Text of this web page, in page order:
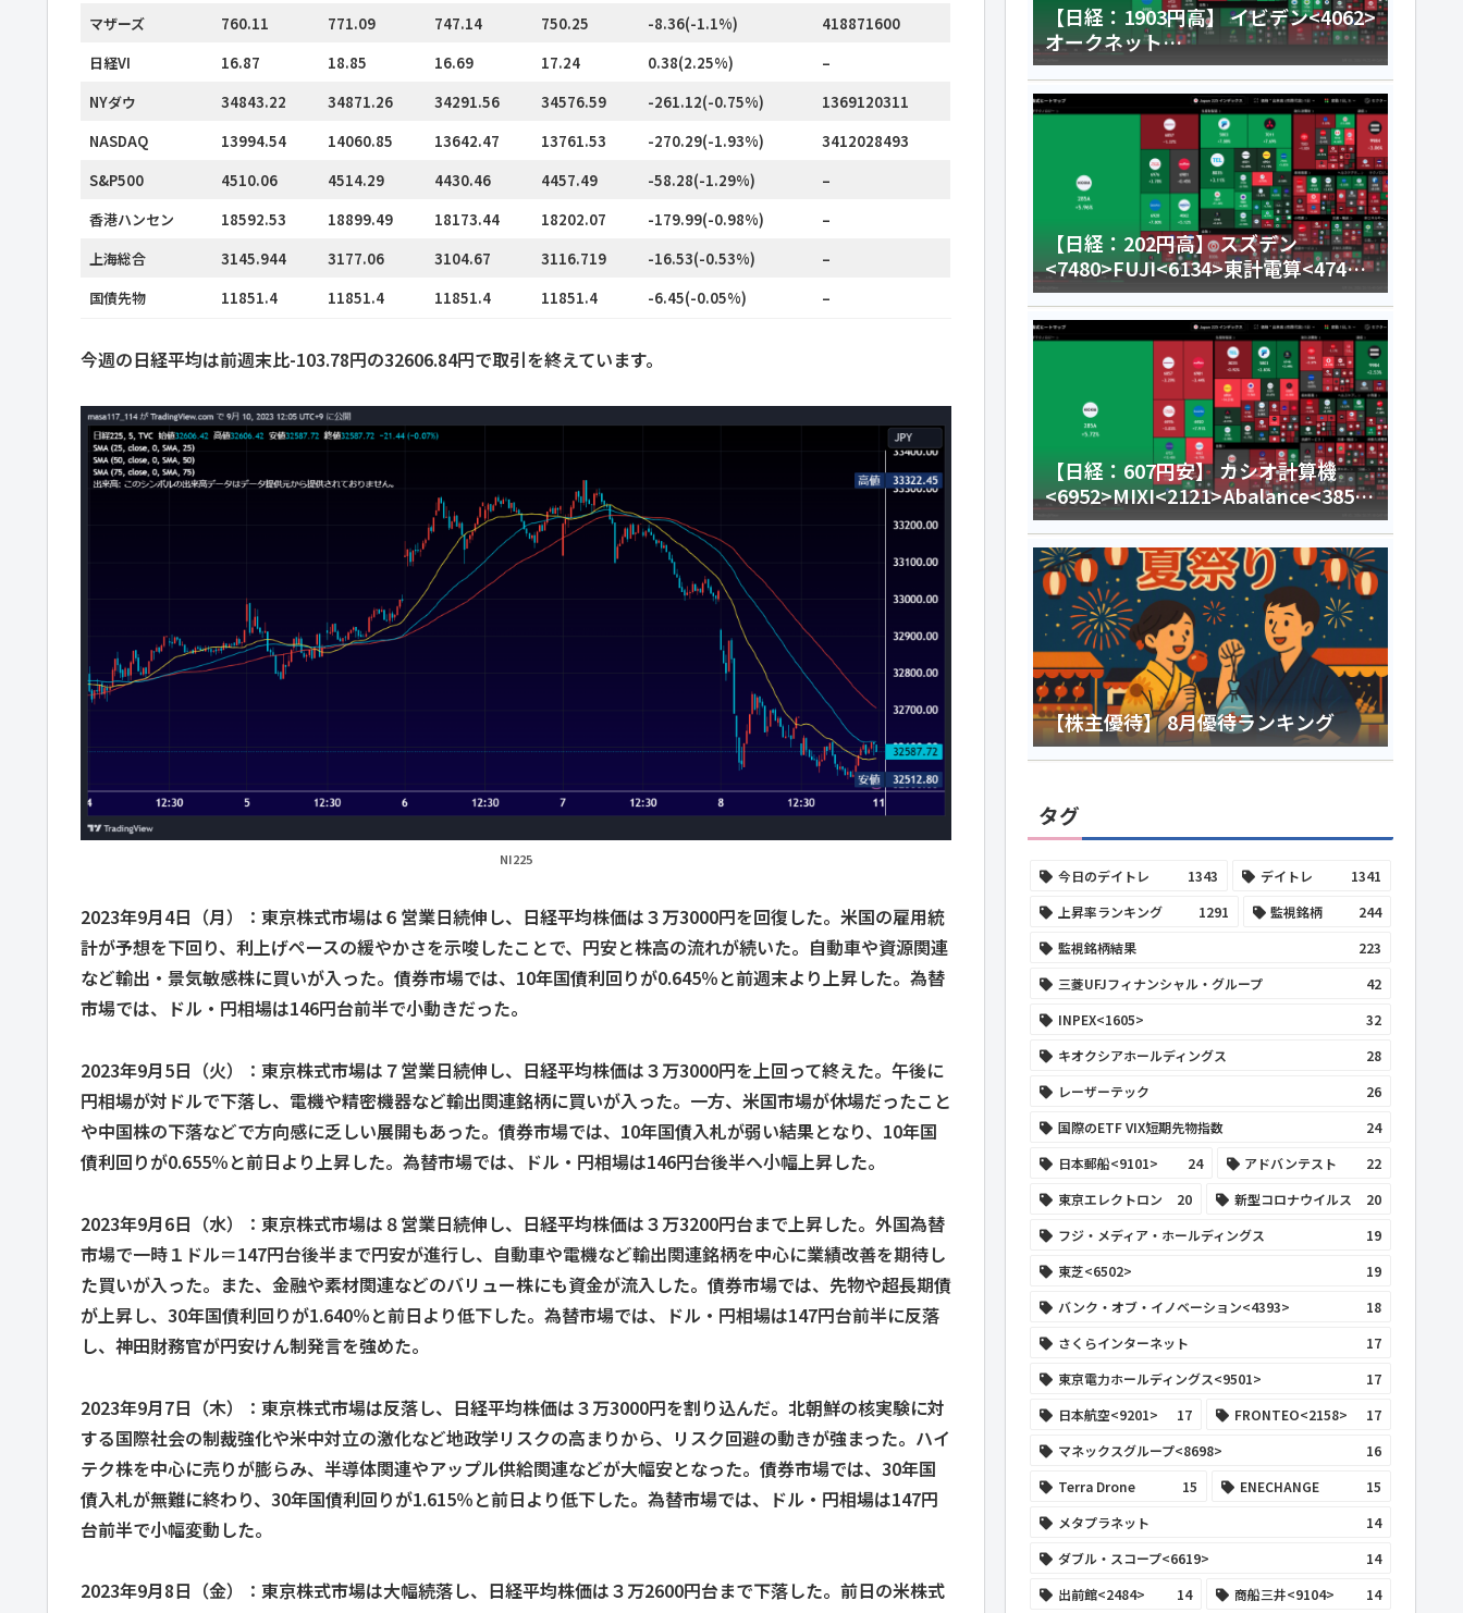
マザーズ
760.11 771.09 747.14 750.25 -8.36(-1.1%)
418871600
日経VI
16.87 18.85 16.69 17.24 0.38(2.25%)
–
NYダウ
34843.22 34871.26 34291.56 34576.59 -261.12(-0.75%)
1369120311
NASDAQ
13994.54 14060.85 13642.47 13761.53 -270.29(-1.93%)
3412028493
S&P500
4510.06 4514.29 4430.46 4457.49 -58.28(-1.29%)
–
香港ハンセン
18592.53 18899.49 18173.44 18202.07 -179.99(-0.98%)
–
上海総合
3145.944 3177.06 3104.67 3116.719 -16.53(-0.53%)
–
国債先物
11851.4 11851.4 11851.4 11851.4 -6.45(-0.05%) –
今週の日経平均は前週末比-103.78円の32606.84円で取引を終えています。
NI225
2023年9月4日（月）：東京株式市場は６営業日続伸し、日経平均株価は３万3000円を回復した。米国の雇用統
計が予想を下回り、利上げペースの緩やかさを示唆したことで、円安と株高の流れが続いた。自動車や資源関連
など輸出・景気敏感株に買いが入った。債券市場では、10年国債利回りが0.645％と前週末より上昇した。為替
市場では、ドル・円相場は146円台前半で小動きだった。
2023年9月5日（火）：東京株式市場は７営業日続伸し、日経平均株価は３万3000円を上回って終えた。午後に
円相場が対ドルで下落し、電機や精密機器など輸出関連銘柄に買いが入った。一方、米国市場が休場だったこと
や中国株の下落などで方向感に乏しい展開もあった。債券市場では、10年国債入札が弱い結果となり、10年国
債利回りが0.655％と前日より上昇した。為替市場では、ドル・円相場は146円台後半へ小幅上昇した。
2023年9月6日（水）：東京株式市場は８営業日続伸し、日経平均株価は３万3200円台まで上昇した。外国為替
市場で一時１ドル＝147円台後半まで円安が進行し、自動車や電機など輸出関連銘柄を中心に業績改善を期待し
た買いが入った。また、金融や素材関連などのバリュー株にも資金が流入した。債券市場では、先物や超長期債
が上昇し、30年国債利回りが1.640％と前日より低下した。為替市場では、ドル・円相場は147円台前半に反落
し、神田財務官が円安けん制発言を強めた。
2023年9月7日（木）：東京株式市場は反落し、日経平均株価は３万3000円を割り込んだ。北朝鮮の核実験に対
する国際社会の制裁強化や米中対立の激化など地政学リスクの高まりから、リスク回避の動きが強まった。ハイ
テク株を中心に売りが膨らみ、半導体関連やアップル供給関連などが大幅安となった。債券市場では、30年国
債入札が無難に終わり、30年国債利回りが1.615％と前日より低下した。為替市場では、ドル・円相場は147円
台前半で小幅変動した。
2023年9月8日（金）：東京株式市場は大幅続落し、日経平均株価は３万2600円台まで下落した。前日の米株式
【日経：1903円高】 イビデン<4062>
オークネット
<3964>HENNGE<4475>今日のデイ
トレ8月5日
【日経：202円高】 スズデン
<7480>FUJI<6134>東計電算<4746>
今日のデイトレ8月4日
【日経：607円安】 カシオ計算機
<6952>MIXI<2121>Abalance<3856
>今日のデイトレ8月3日
【株主優待】 8月優待ランキング
タグ
今日のデイトレ 1343 デイトレ
1341
上昇率ランキング
1291 監視銘柄
244
監視銘柄結果
223
三菱UFJフィナンシャル・グループ
42
INPEX<1605>
32
キオクシアホールディングス
28
レーザーテック
26
国際のETF VIX短期先物指数
24
日本郵船<9101>
24 アドバンテスト
22
東京エレクトロン
20 新型コロナウイルス
20
フジ・メディア・ホールディングス
19
東芝<6502>
19
バンク・オブ・イノベーション<4393>
18
さくらインターネット
17
東京電力ホールディングス<9501>
17
日本航空<9201>
17 FRONTEO<2158>
17
マネックスグループ<8698>
16
Terra Drone
15 ENECHANGE
15
メタプラネット
14
ダブル・スコープ<6619>
14
出前館<2484>
14 商船三井<9104> 14